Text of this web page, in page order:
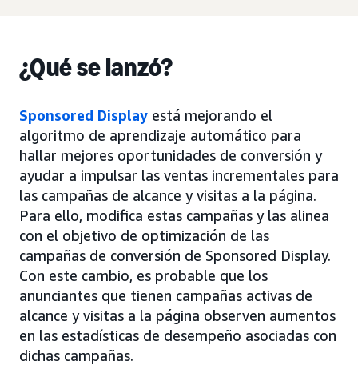
¿Qué se lanzó?
Sponsored Display está mejorando el
algoritmo de aprendizaje automático para
hallar mejores oportunidades de conversión y
ayudar a impulsar las ventas incrementales para
las campañas de alcance y visitas a la página.
Para ello, modifica estas campañas y las alinea
con el objetivo de optimización de las
campañas de conversión de Sponsored Display.
Con este cambio, es probable que los
anunciantes que tienen campañas activas de
alcance y visitas a la página observen aumentos
en las estadísticas de desempeño asociadas con
dichas campañas.